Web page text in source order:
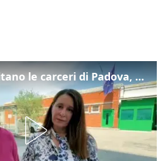
Gli avvocati visitano le carceri di Padova, ecco cosa hanno trovato